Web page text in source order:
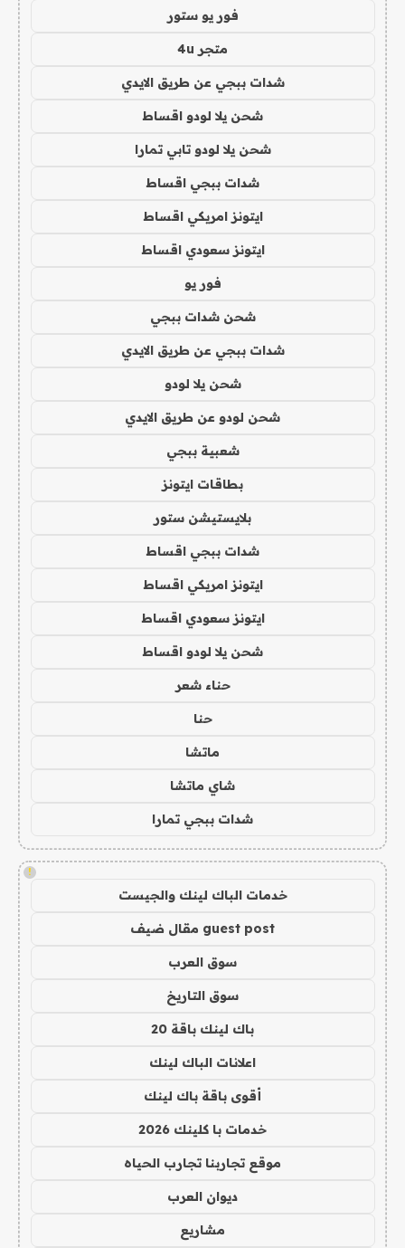
فور يو ستور
متجر 4u
شدات ببجي عن طريق الايدي
شحن يلا لودو اقساط
شحن يلا لودو تابي تمارا
شدات ببجي اقساط
ايتونز امريكي اقساط
ايتونز سعودي اقساط
فور يو
شحن شدات ببجي
شدات ببجي عن طريق الايدي
شحن يلا لودو
شحن لودو عن طريق الايدي
شعبية ببجي
بطاقات ايتونز
بلايستيشن ستور
شدات ببجي اقساط
ايتونز امريكي اقساط
ايتونز سعودي اقساط
شحن يلا لودو اقساط
حناء شعر
حنا
ماتشا
شاي ماتشا
شدات ببجي تمارا
!
خدمات الباك لينك والجيست
guest post مقال ضيف
سوق العرب
سوق التاريخ
باك لينك باقة 20
اعلانات الباك لينك
أقوى باقة باك لينك
خدمات با كلينك 2026
موقع تجاربنا تجارب الحياه
ديوان العرب
مشاريع